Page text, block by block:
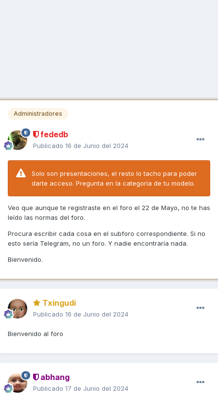
Administradores
fededb
Publicado 16 de Junio del 2024
Solo son presentaciones, el resto lo tacho para poder
darte acceso. Pregunta en la categoría de tu modelo.
Veo que aunque te registraste en el foro el 22 de Mayo, no te has
leído las normas del foro.
Procura escribir cada cosa en el subforo correspondiente. Si no
esto sería Telegram, no un foro. Y nadie encontraría nada.
Bienvenido.
Txingudi
Publicado 16 de Junio del 2024
Bienvenido al foro
abhang
Publicado 17 de Junio del 2024